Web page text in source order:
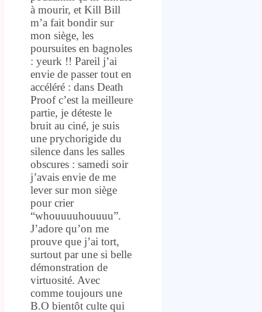
à mourir, et Kill Bill
m’a fait bondir sur
mon siège, les
poursuites en bagnoles
: yeurk !! Pareil j’ai
envie de passer tout en
accéléré : dans Death
Proof c’est la meilleure
partie, je déteste le
bruit au ciné, je suis
une prychorigide du
silence dans les salles
obscures : samedi soir
j’avais envie de me
lever sur mon siège
pour crier
“whouuuuhouuuu”.
J’adore qu’on me
prouve que j’ai tort,
surtout par une si belle
démonstration de
virtuosité. Avec
comme toujours une
B.O bientôt culte qui